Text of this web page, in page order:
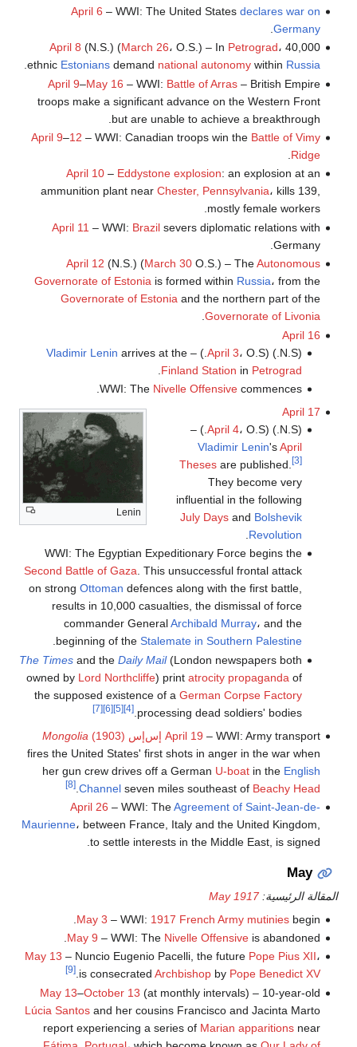
April 6 – WWI: The United States declares war on
Germany
April 8 (N.S.) (March 26، O.S.) – In Petrograd، 40,000
ethnic Estoniansdemand national autonomywithin Russia
April 9–May 16 – WWI: Battle of Arras– British Empire
troops make a significant advance on the Western Front
but are unable to achieve a breakthrough.
April 9–12 – WWI: Canadian troops win the Battle of Vimy
Ridge
April 10– Eddystone explosion: an explosion at an
ammunition plant near Chester, Pennsylvania، kills 139,
mostly female workers.
April 11 – WWI: Brazilsevers diplomatic relations with
Germany.
April 12 (N.S.) (March 30O.S.) – TheAutonomous
Governorate of Estonia is formed within Russia، from the
Governorate of Estonia and the northern part of the
Governorate of Livonia
April 16
(N.S.) (
April 3، O.S.) – Vladimir Lenin arrives at the
Finland Station in Petrograd
WWI: The Nivelle Offensive commences.
Lenin
April 17
(N.S.) (
April 4، O.S.) –
Vladimir Lenin'sApril
Theses are published. [3]
They become very
influential in the following
July Days and Bolshevik
Revolution
WWI: The Egyptian Expeditionary Force begins the
Second Battle of Gaza. This unsuccessful frontal attack
on strongOttoman defences along with the first battle,
results in 10,000 casualties, the dismissal of force
commander GeneralArchibald Murray، and the
beginning of theStalemate in Southern Palestine
.
The Times and theDaily Mail(London newspapers both
owned by Lord Northcliffe) printatrocity propaganda of
the supposed existence of aGerman Corpse Factory
processing dead soldiers' bodies.
[4]
[5]
[6]
[7]
April 19 – WWI: Army transport إس‌إس Mongolia (1903)
fires the United States' first shots in anger in the war when
her gun crew drives off a German U-boatin the English
Channelseven miles southeast of Beachy Head
.
[8]
April 26 – WWI: TheAgreement of Saint-Jean-de-
Maurienne، between France, Italy and the United Kingdom,
to settle interests in the Middle East, is signed.
May
المقالة الرئيسية:May 1917
May 3 – WWI: 1917 French Army mutiniesbegin.
May 9 – WWI: The Nivelle Offensiveis abandoned.
May 13 – Nuncio Eugenio Pacelli, the future Pope Pius XII،
is consecrated Archbishopby Pope Benedict XV
.
[9]
May 13–October 13 (at monthly intervals) – 10-year-old
Lúcia Santosand her cousins Francisco and Jacinta Marto
report experiencing a series of Marian apparitionsnear